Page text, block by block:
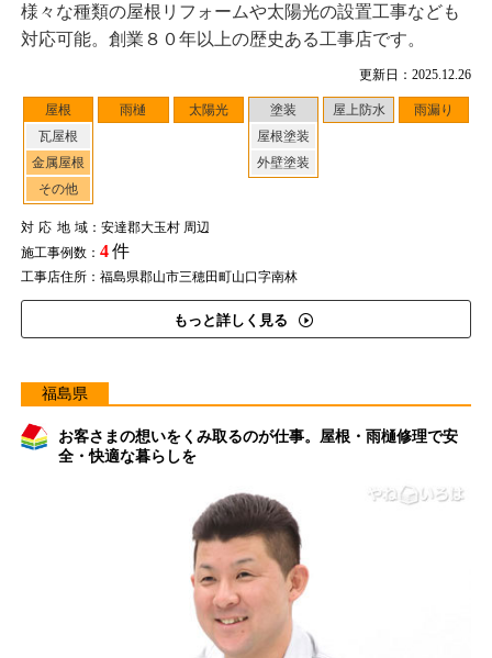
更新日：2025.12.26
屋根
瓦屋根
金属屋根
その他
雨樋 太陽光
塗装
屋根塗装
外壁塗装
屋上防水 雨漏り
対応地域：安達郡大玉村 周辺
施工事例数： 4件
工事店住所：福島県郡山市三穂田町山口字南林
もっと詳しく見る
様々な種類の屋根リフォームや太陽光の設置工事なども
対応可能。創業８０年以上の歴史ある工事店です。
福島県
お客さまの想いをくみ取るのが仕事。屋根・雨樋修理で安
全・快適な暮らしを